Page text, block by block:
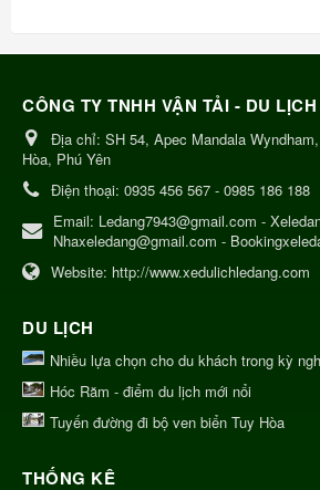
CÔNG TY TNHH VẬN TẢI - DU
Địa chỉ: SH 54, Apec Mandala
Hòa, Phú Yên
Điện thoại: 0935 456 567 - 0985 186 188
Email: Ledang7943@gmail.com -
Nhaxeledang@gmail.com -
Website: http://www.xedulichledang.com
DU LỊCH
Nhiều lựa chọn cho du khách trong kỳ
Hóc Răm - điểm du lịch mới nổi
Tuyến đường đi bộ ven biển Tuy Hòa
THỐNG KÊ